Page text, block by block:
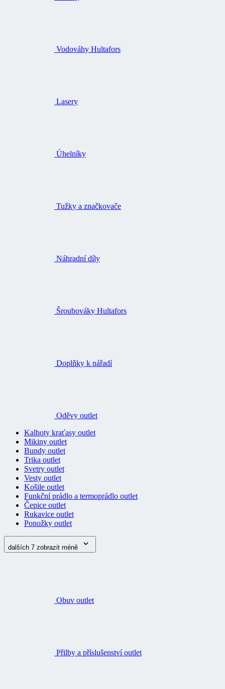
Vodováhy Hultafors
Lasery
Úhelníky
Tužky a značkovače
Náhradní díly
Šroubováky Hultafors
Doplňky k nářadí
Oděvy outlet
Kalhoty kraťasy outlet
Mikiny outlet
Bundy outlet
Trika outlet
Svetry outlet
Vesty outlet
Košile outlet
Funkční prádlo a termoprádlo outlet
Čepice outlet
Rukavice outlet
Ponožky outlet
dalších 7 zobrazit méně
Obuv outlet
Přilby a příslušenství outlet